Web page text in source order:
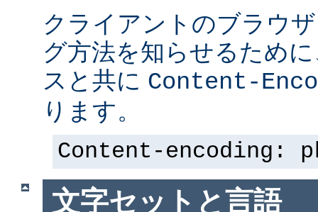
クライアントのブラウ
グ方法を知らせるため
スと共に Content-
ります。
Content-encoding:
文字セットと言語